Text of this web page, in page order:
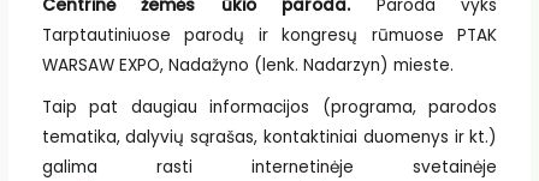
Centrinė žemės ūkio paroda. Paroda vyks
Tarptautiniuose parodų ir kongresų rūmuose PTAK
WARSAW EXPO, Nadažyno (lenk. Nadarzyn) mieste.
Taip pat daugiau informacijos (programa, parodos
tematika, dalyvių sąrašas, kontaktiniai duomenys ir kt.)
galima rasti internetinėje svetainėje